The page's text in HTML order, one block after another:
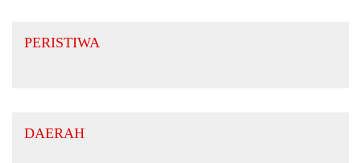
PERISTIWA
DAERAH